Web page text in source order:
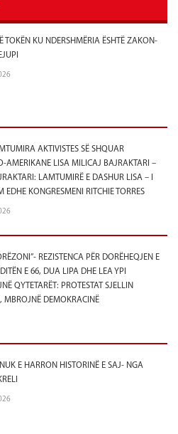
TOKËN KU NDERSHMËRIA ËSHTË ZAKON-
AKTIVISTES SË SHQUAR
AMERIKANE LISA MILICAJ BAJRAKTARI –
LAMTUMIRË E DASHUR LISA – I
EDHE KONGRESMENI RITCHIE TORRES
REZISTENCA PËR DORËHEQJEN E
E 66, DUA LIPA DHE LEA YPI
QYTETARËT: PROTESTAT SJELLIN
MBROJNË DEMOKRACINË
E HARRON HISTORINË E SAJ- NGA